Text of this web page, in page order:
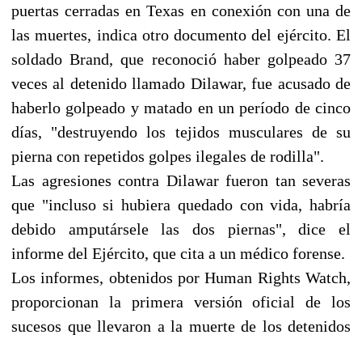
puertas cerradas en Texas en conexión con una de
las muertes, indica otro documento del ejército. El
soldado Brand, que reconoció haber golpeado 37
veces al detenido llamado Dilawar, fue acusado de
haberlo golpeado y matado en un período de cinco
días, "destruyendo los tejidos musculares de su
pierna con repetidos golpes ilegales de rodilla".
Las agresiones contra Dilawar fueron tan severas
que "incluso si hubiera quedado con vida, habría
debido amputársele las dos piernas", dice el
informe del Ejército, que cita a un médico forense.
Los informes, obtenidos por Human Rights Watch,
proporcionan la primera versión oficial de los
sucesos que llevaron a la muerte de los detenidos